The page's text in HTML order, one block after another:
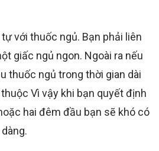
với thuốc ngủ. Bạn phải liên
giấc ngủ ngon. Ngoài ra nếu
thuốc ngủ trong thời gian dài
Vì vậy khi bạn quyết định
hai đêm đầu bạn sẽ khó có